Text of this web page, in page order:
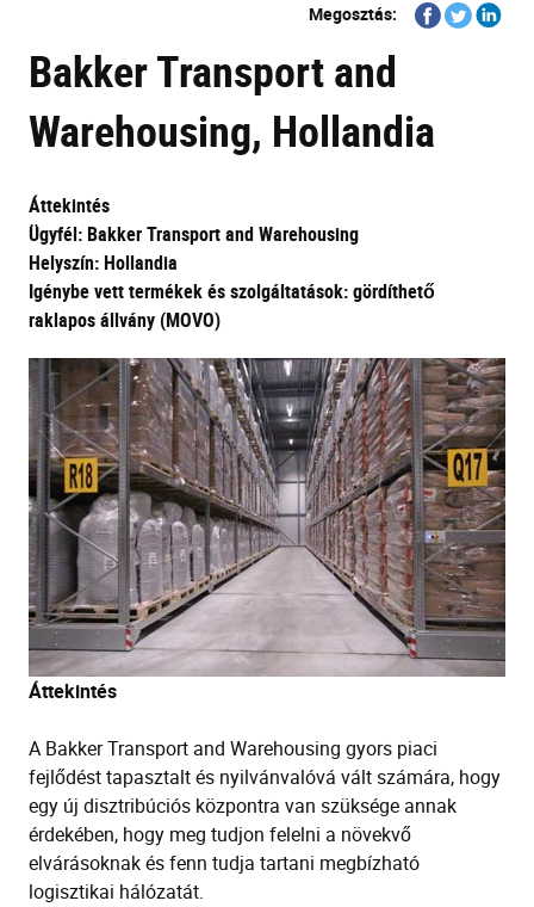
Megosztás:
Share
on
Share
on
Share
Bakker Transport and
Warehousing, Hollandia
Áttekintés
Ügyfél: Bakker Transport and Warehousing
Helyszín: Hollandia
Igénybe vett termékek és szolgáltatások: gördíthető
raklapos állvány (MOVO)
Áttekintés
A Bakker Transport and Warehousing gyors piaci
fejlődést tapasztalt és nyilvánvalóvá vált számára, hogy
egy új disztribúciós központra van szüksége annak
érdekében, hogy meg tudjon felelni a növekvő
elvárásoknak és fenn tudja tartani megbízható
logisztikai hálózatát.